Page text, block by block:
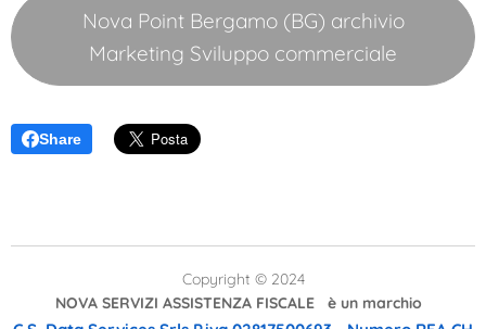
Nova Point Bergamo (BG) archivio
Marketing Sviluppo commerciale
Share
Copyright © 2024
NOVA SERVIZI ASSISTENZA FISCALE è un marchio